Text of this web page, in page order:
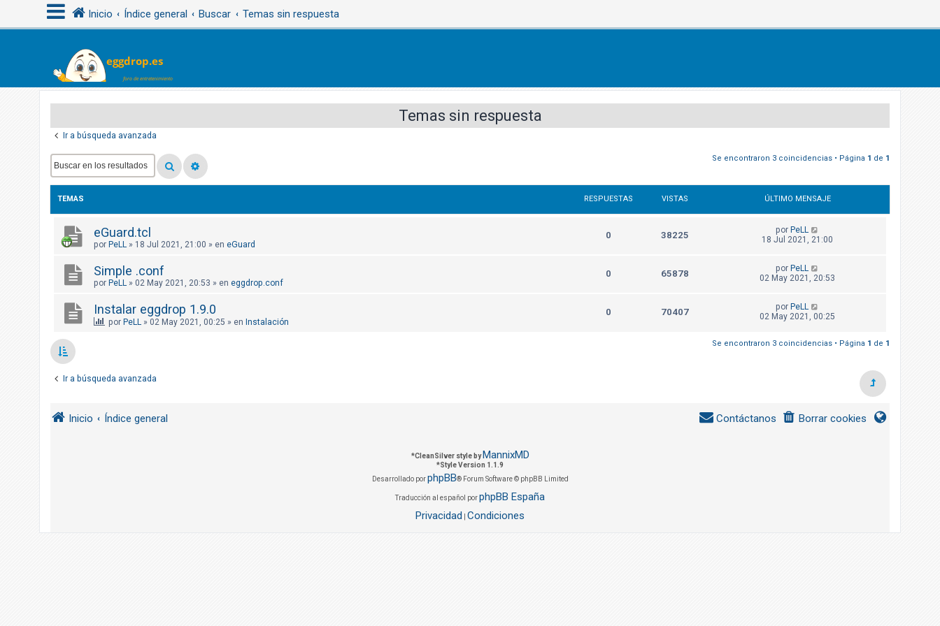
d
Inicio Índice general Buscar Temas sin respuesta
Temas sin respuesta
Ir a búsqueda avanzada
Se encontraron 3 coincidencias • Página 1 de 1
TEMAS RESPUESTAS VISTAS ÚLTIMO MENSAJE
eGuard.tcl
por PeLL » 18 Jul 2021, 21:00 » en eGuard
0 38225 por PeLL
18 Jul 2021, 21:00
Simple .conf
por PeLL » 02 May 2021, 20:53 » en eggdrop.conf
0 65878 por PeLL
02 May 2021, 20:53
Instalar eggdrop 1.9.0
por PeLL » 02 May 2021, 00:25 » en Instalación
0 70407 por PeLL
02 May 2021, 00:25
Se encontraron 3 coincidencias • Página 1 de 1
Ir a búsqueda avanzada
Inicio Índice general Borrar cookies
Contáctanos
*CleanSilver style byMannixMD
*Style Version 1.1.9
Desarrollado porphpBB® Forum Software © phpBB Limited
Traducción al español porphpBB España
Privacidad Condiciones